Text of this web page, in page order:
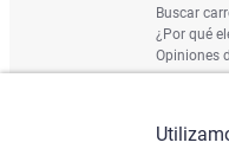
Buscar
¿Por qué
Opiniones